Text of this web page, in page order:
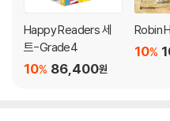
Happy Readers 세
트-Grade4
86,400원
10%
Robin
10%